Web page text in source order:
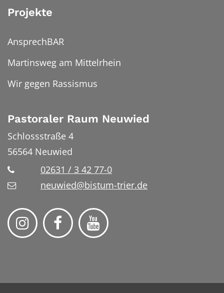
Projekte
AnsprechBAR
Martinsweg am Mittelrhein
Wir gegen Rassismus
Pastoraler Raum Neuwied
Schlossstraße 4
56564 Neuwied
02631 / 3 42 77-0
neuwied@bistum-trier.de